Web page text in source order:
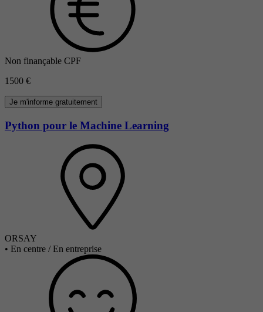
Non finançable CPF
1500 €
Je m'informe gratuitement
Python pour le Machine Learning
ORSAY
• En centre / En entreprise